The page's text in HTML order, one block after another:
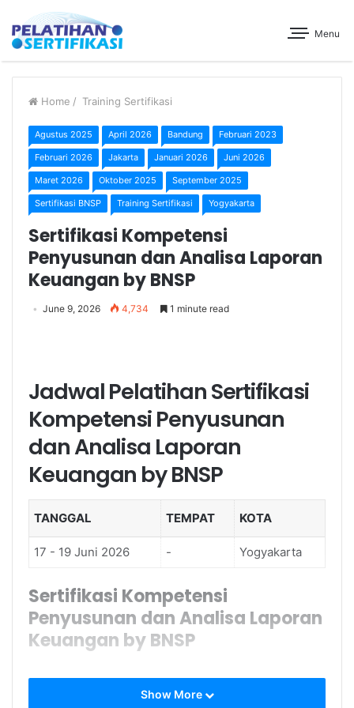
Menu
Home / Training Sertifikasi
Agustus 2025 April 2026 Bandung Februari 2023
Februari 2026 Jakarta Januari 2026 Juni 2026
Maret 2026 Oktober 2025 September 2025
Sertifikasi BNSP Training Sertifikasi Yogyakarta
Sertifikasi Kompetensi
Penyusunan dan Analisa Laporan
Keuangan by BNSP
June 9, 2026 4,734 1 minute read
Jadwal Pelatihan Sertifikasi
Kompetensi Penyusunan
dan Analisa Laporan
Keuangan by BNSP
TANGGAL TEMPAT KOTA
17 - 19 Juni 2026 - Yogyakarta
Sertifikasi Kompetensi
Penyusunan dan Analisa Laporan
Keuangan by BNSP
PENDAHULUAN Sertifikasi
Show More